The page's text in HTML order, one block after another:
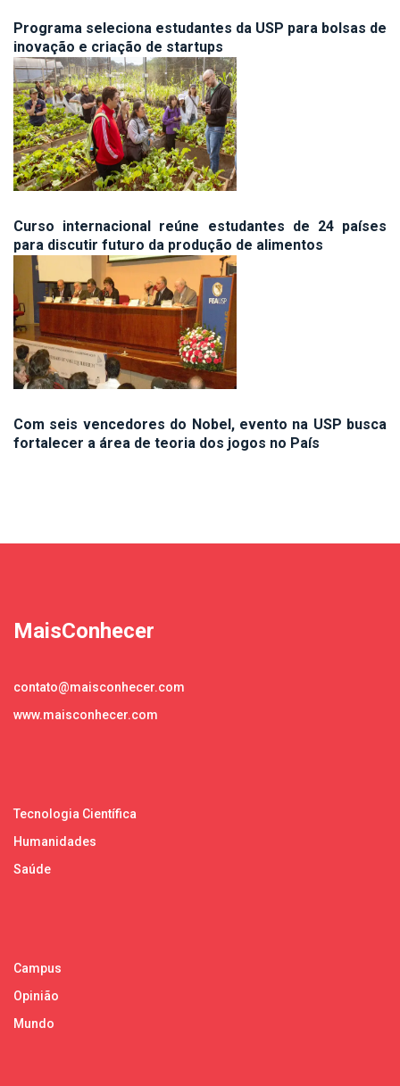
Programa seleciona estudantes da USP para bolsas de
inovação e criação de startups
Curso internacional reúne estudantes de 24 países
para discutir futuro da produção de alimentos
Com seis vencedores do Nobel, evento na USP busca
fortalecer a área de teoria dos jogos no País
MaisConhecer
contato@maisconhecer.com
www.maisconhecer.com
Tecnologia Científica
Humanidades
Saúde
Campus
Opinião
Mundo